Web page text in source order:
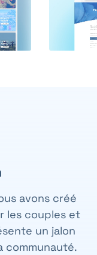
avons créé
les couples et
un jalon
communauté.